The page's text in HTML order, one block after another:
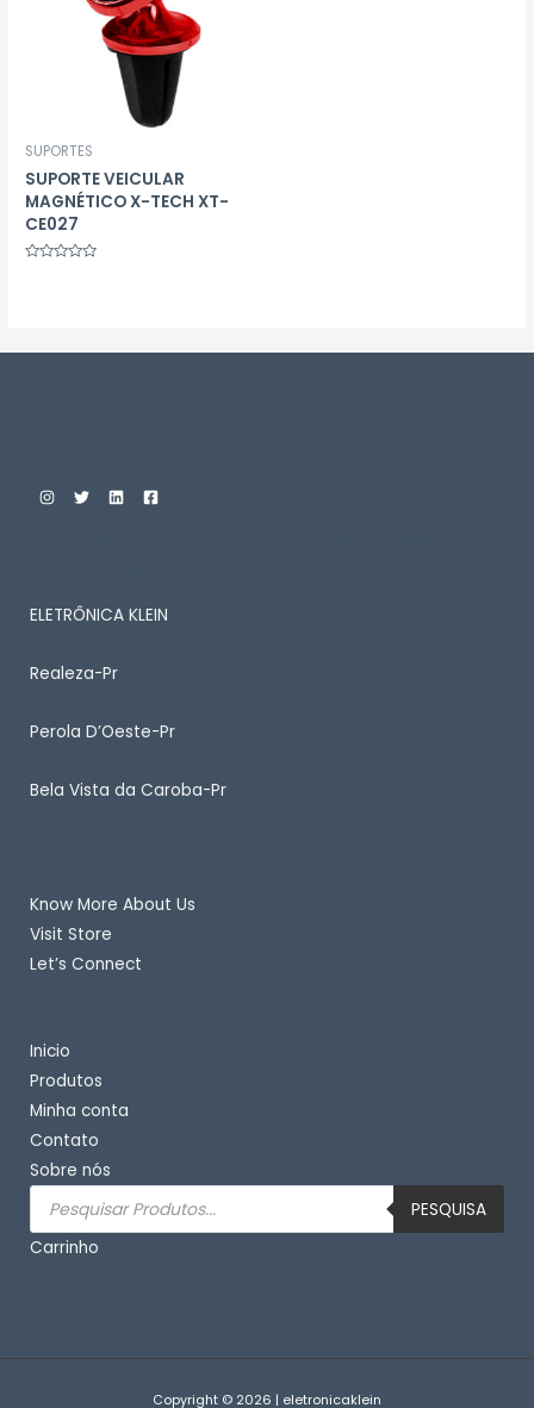
SUPORTES
SUPORTE VEICULAR
MAGNÉTICO X-TECH XT-
CE027
ELETRÔNICA KLEIN
Realeza-Pr
Perola D’Oeste-Pr
Bela Vista da Caroba-Pr
Know More About Us
Visit Store
Let’s Connect
Inicio
Produtos
Minha conta
Contato
Sobre nós
Pesquisar
produtos
PESQUISA
Carrinho
Copyright © 2026 | eletronicaklein